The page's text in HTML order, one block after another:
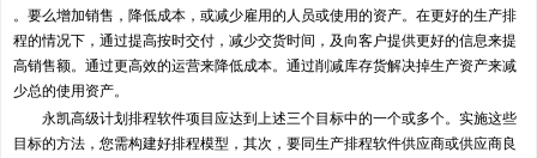
。要么增加销售，降低成本，或减少雇用的人员或使用的资产。在更好的生产排
程的情况下，通过提高按时交付，减少交货时间，及向客户提供更好的信息来提
高销售额。通过更高效的运营来降低成本。通过削减库存货解决掉生产资产来减
少总的使用资产。
永凯高级计划排程软件项目应达到上述三个目标中的一个或多个。实施这些
目标的方法，您需构建好排程模型，其次，要同生产排程软件供应商或供应商良